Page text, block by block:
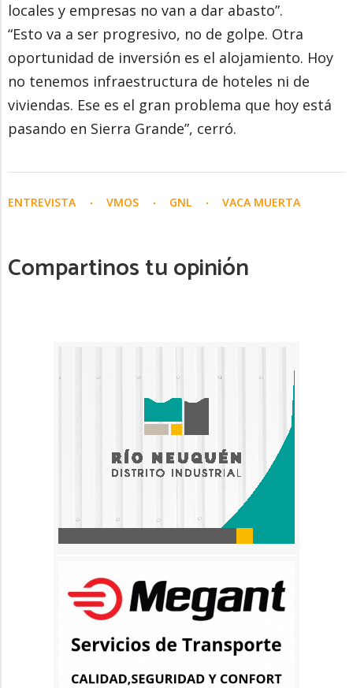
locales y empresas no van a dar abasto”.
“Esto va a ser progresivo, no de golpe. Otra
oportunidad de inversión es el alojamiento. Hoy
no tenemos infraestructura de hoteles ni de
viviendas. Ese es el gran problema que hoy está
pasando en Sierra Grande”, cerró.
ENTREVISTA VMOS GNL VACA MUERTA
Compartinos tu opinión